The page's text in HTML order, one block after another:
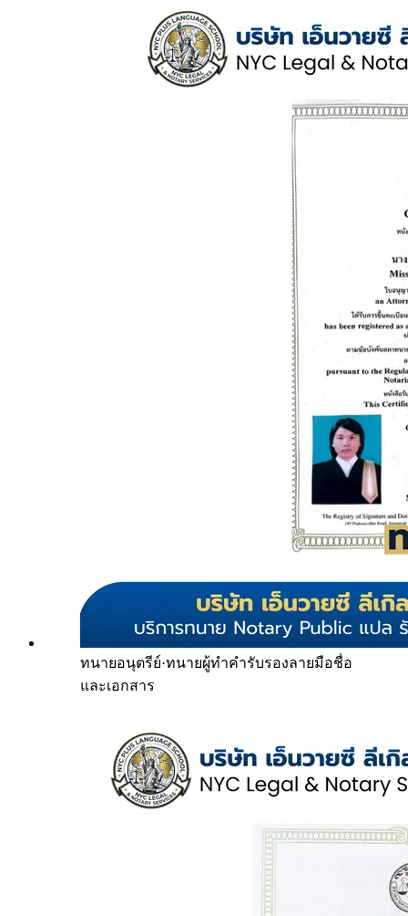
ทนายอนุตรีย์·ทนายผู้ทำคำรับรองลายมือชื่อ
และเอกสาร